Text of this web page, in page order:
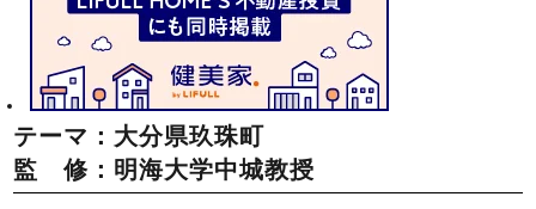
テーマ：大分県玖珠町
監 修：明海大学中城教授